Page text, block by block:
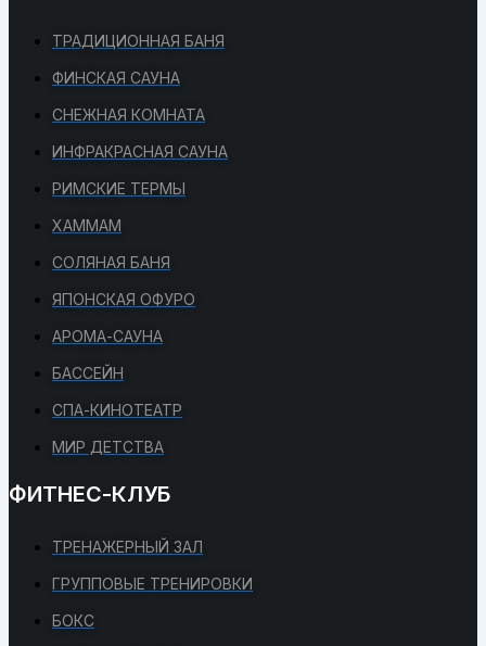
ТРАДИЦИОННАЯ БАНЯ
ФИНСКАЯ САУНА
СНЕЖНАЯ КОМНАТА
ИНФРАКРАСНАЯ САУНА
РИМСКИЕ ТЕРМЫ
ХАММАМ
СОЛЯНАЯ БАНЯ
ЯПОНСКАЯ ОФУРО
АРОМА-САУНА
БАССЕЙН
СПА-КИНОТЕАТР
МИР ДЕТСТВА
ФИТНЕС-КЛУБ
ТРЕНАЖЕРНЫЙ ЗАЛ
ГРУППОВЫЕ ТРЕНИРОВКИ
БОКС